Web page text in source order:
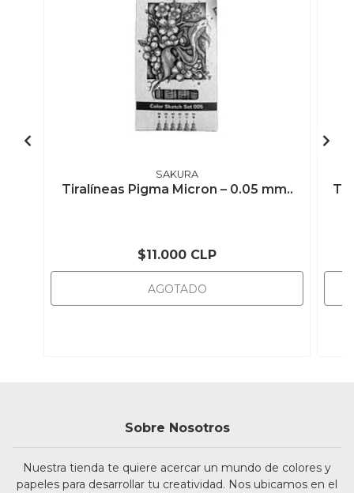
SAKURA
Tiralíneas Pigma Micron – 0.05 mm..
$11.000 CLP
AGOTADO
Sobre Nosotros
Nuestra tienda te quiere acercar un mundo de colores y
papeles para desarrollar tu creatividad. Nos ubicamos en el